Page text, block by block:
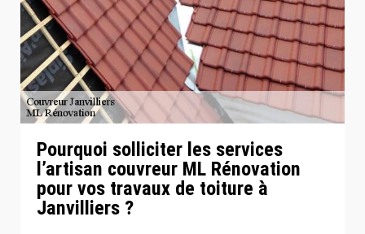
Pourquoi solliciter les services
l’artisan couvreur ML Rénovation
pour vos travaux de toiture à
Janvilliers ?